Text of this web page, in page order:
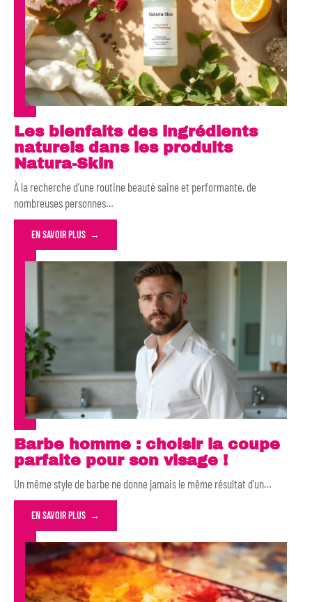
Les bienfaits des ingrédients
naturels dans les produits
Natura-Skin
À la recherche d’une routine beauté saine et performante, de
nombreuses personnes…
EN SAVOIR PLUS
Barbe homme : choisir la coupe
parfaite pour son visage !
Un même style de barbe ne donne jamais le même résultat d'un…
EN SAVOIR PLUS